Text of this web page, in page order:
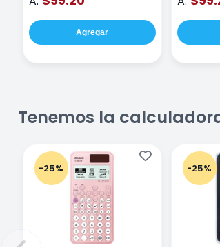
Agregar
Tenemos la
-25% -25%